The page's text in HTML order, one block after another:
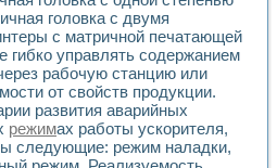
стенд для исследования электрических
по информационно-
частотных характеристик на
по основам теории Коммутации
лабораторной работы
по электротехнике в среде
в рамках национального проекта
решателей
головка с двумя
с матричной печатающей
гибко управлять содержанием
рабочую станцию или
от свойств продукции.
развития аварийных
режимах работы ускорителя,
следующие: режим наладки,